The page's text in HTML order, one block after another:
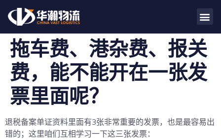
拖车费、港杂费、报关
费，能不能开在一张发
票里面呢？
退税备案单证资料里面有3张非常重要的发票，也是最容易出
错的；这里咱们互相学习一下这三张发票：